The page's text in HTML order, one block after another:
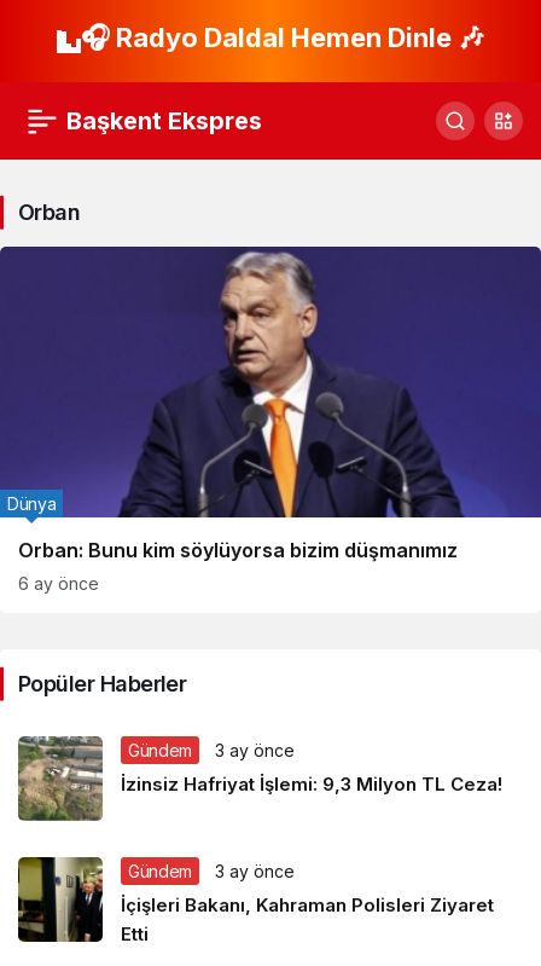
🎧 Radyo Daldal Hemen Dinle 🎶
Başkent Ekspres
Orban
Orban: Bunu kim söylüyorsa bizim düşmanımız
Dünya
6 ay önce
Popüler Haberler
Gündem 3 ay önce
İzinsiz Hafriyat İşlemi: 9,3 Milyon TL Ceza!
Gündem 3 ay önce
İçişleri Bakanı, Kahraman Polisleri Ziyaret
Etti